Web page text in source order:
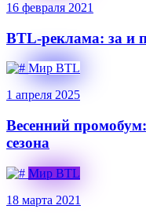
16 февраля 2021
BTL-реклама: за и
Мир BTL
1 апреля 2025
Весенний
сезона
Мир BTL
18 марта 2021